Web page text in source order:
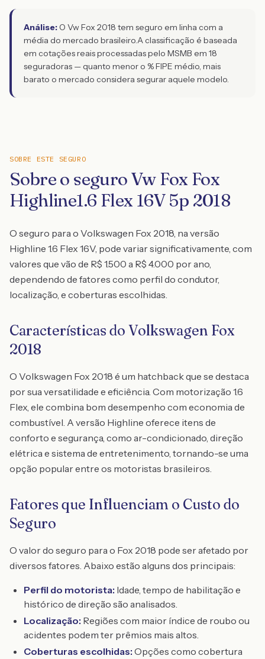
Análise: O Vw Fox 2018 tem seguro em linha com a
média do mercado brasileiro.A classificação é baseada
em cotações reais processadas pelo MSMB em 18
seguradoras — quanto menor o % FIPE médio, mais
barato o mercado considera segurar aquele modelo.
SOBRE ESTE SEGURO
Sobre o seguro Vw Fox Fox
Highline1.6 Flex 16V 5p 2018
O seguro para o Volkswagen Fox 2018, na versão
Highline 1.6 Flex 16V, pode variar significativamente, com
valores que vão de R$ 1.500 a R$ 4.000 por ano,
dependendo de fatores como perfil do condutor,
localização, e coberturas escolhidas.
Características do Volkswagen Fox
2018
O Volkswagen Fox 2018 é um hatchback que se destaca
por sua versatilidade e eficiência. Com motorização 1.6
Flex, ele combina bom desempenho com economia de
combustível. A versão Highline oferece itens de
conforto e segurança, como ar-condicionado, direção
elétrica e sistema de entretenimento, tornando-se uma
opção popular entre os motoristas brasileiros.
Fatores que Influenciam o Custo do
Seguro
O valor do seguro para o Fox 2018 pode ser afetado por
diversos fatores. Abaixo estão alguns dos principais:
Perfil do motorista: Idade, tempo de habilitação e
histórico de direção são analisados.
Localização: Regiões com maior índice de roubo ou
acidentes podem ter prêmios mais altos.
Coberturas escolhidas: Opções como cobertura